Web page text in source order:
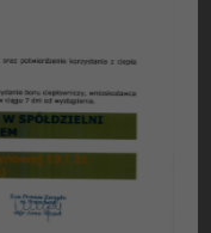
CZŁONKÓW
2009 r.
Spółdzielni
w Lublinie
r.
obecności w dniu